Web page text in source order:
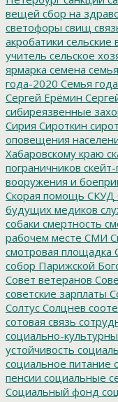
вещей сбор на
светофоры свищ
акробатики сельские
учитель сельское
ярмарка семена семья
года-2020 Семья
Сергей Ерёмин
сибиреязвенные
Сирия Сироткин
оповещения
Хабаровскому краю
пограничников
вооружения и
Скорая помощь СКУД
будущих медиков
собаки смертность
рабочем месте СМИ
смотровая площадка
собор Парижской
Совет ветеранов
советские зарплаты
Солтус Солцнев
сотовая связь
социально-
устойчивость
социальное питание
пенсии социальные
Социальный фонд